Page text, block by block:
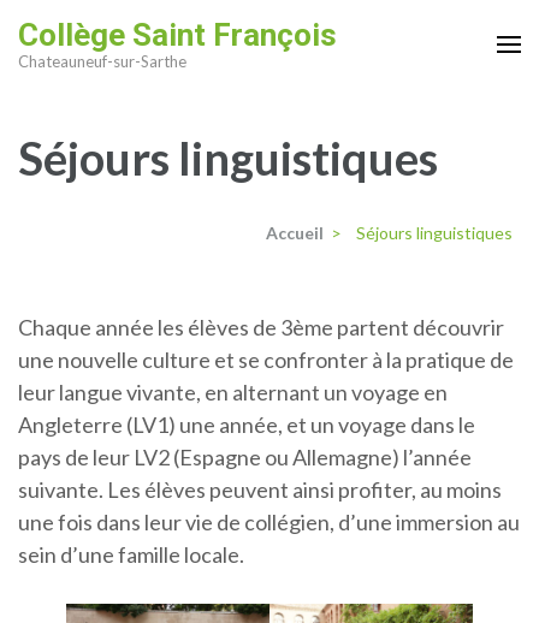
au
Entrée)
Collège Saint François
Chateauneuf-sur-Sarthe
Séjours linguistiques
Accueil > Séjours linguistiques
Chaque année les élèves de 3ème partent découvrir
une nouvelle culture et se confronter à la pratique de
leur langue vivante, en alternant un voyage en
Angleterre (LV1) une année, et un voyage dans le
pays de leur LV2 (Espagne ou Allemagne) l’année
suivante. Les élèves peuvent ainsi profiter, au moins
une fois dans leur vie de collégien, d’une immersion au
sein d’une famille locale.